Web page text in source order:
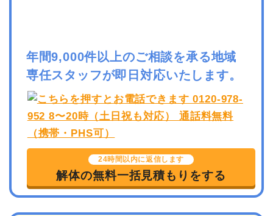
年間9,000件以上のご相談を承る地域
専任スタッフが即日対応いたします。
24時間以内に返信します
解体の無料一括見積もりをする